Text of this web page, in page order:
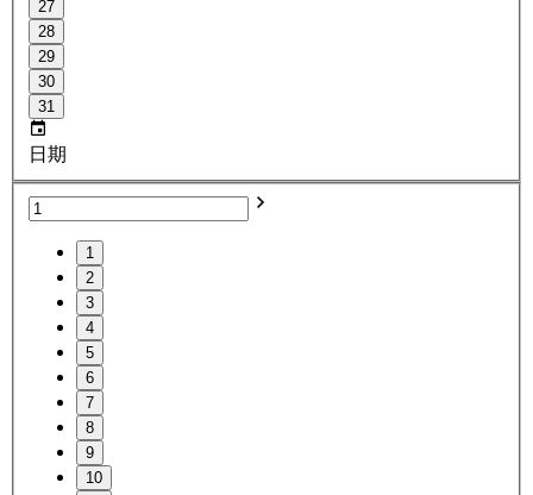
27
28
29
30
31
日期
1
2
3
4
5
6
7
8
9
10